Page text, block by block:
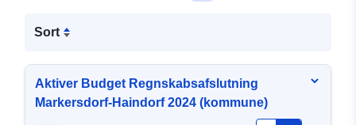
Sort
Aktiver Budget Regnskabsafslutning
Markersdorf-Haindorf 2024 (kommune)